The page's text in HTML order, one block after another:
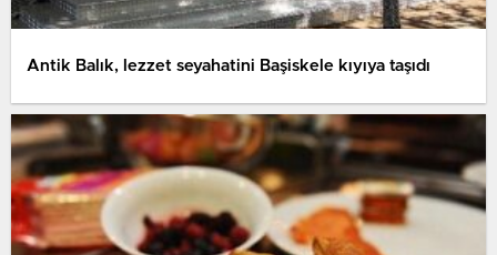
Antik Balık, lezzet seyahatini Başiskele kıyıya taşıdı